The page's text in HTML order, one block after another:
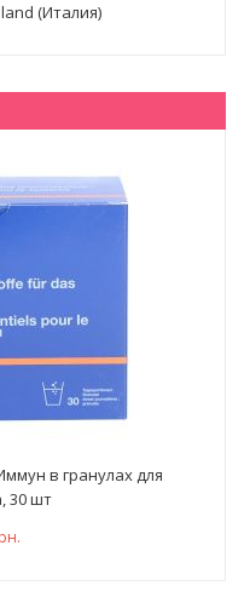
(Италия)
в гранулах для
30 шт